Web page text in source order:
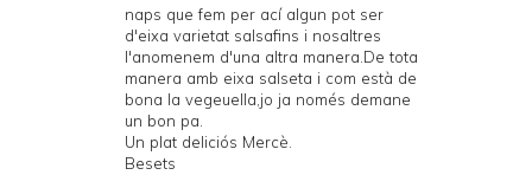
naps que fem per ací algun pot ser
d'eixa varietat salsafins i nosaltres
l'anomenem d'una altra manera.De tota
manera amb eixa salseta i com està de
bona la vegeuella,jo ja només demane
un bon pa.
Un plat deliciós Mercè.
Besets